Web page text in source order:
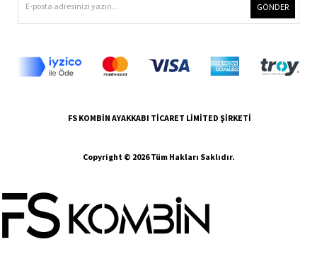
GÖNDER
FS KOMBİN AYAKKABI TİCARET LİMİTED ŞİRKETİ
Copyright © 2026 Tüm Hakları Saklıdır.